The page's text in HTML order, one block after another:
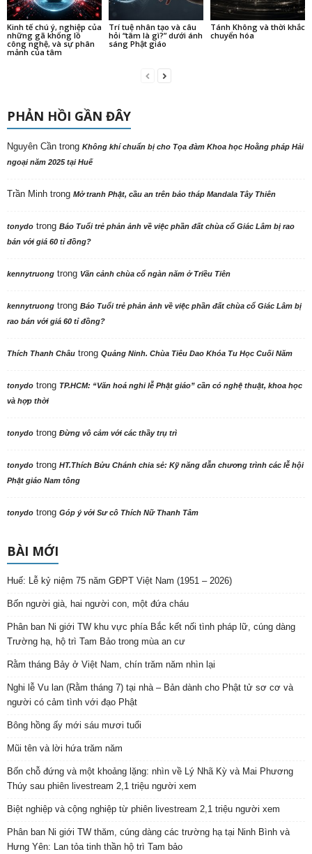
Kinh tế chú ý, nghiệp của
những gã khổng lồ
công nghệ, và sự phân
mảnh của tâm
Trí tuệ nhân tạo và câu
hỏi “tâm là gì?” dưới ánh
sáng Phật giáo
Tánh Không và thời khắc
chuyển hóa
PHẢN HỒI GẦN ĐÂY
Nguyên Cần trong Không khí chuẩn bị cho Tọa đàm Khoa học Hoằng pháp Hải
ngoại năm 2025 tại Huế
Trần Minh trong Mở tranh Phật, cầu an trên bảo tháp Mandala Tây Thiên
tonydo trong Báo Tuổi trẻ phản ảnh về việc phần đất chùa cổ Giác Lâm bị rao
bán với giá 60 tỉ đồng?
kennytruong trong Vãn cảnh chùa cổ ngàn năm ở Triều Tiên
kennytruong trong Báo Tuổi trẻ phản ảnh về việc phần đất chùa cổ Giác Lâm bị
rao bán với giá 60 tỉ đồng?
Thích Thanh Châu trong Quảng Ninh. Chùa Tiêu Dao Khóa Tu Học Cuối Năm
tonydo trong TP.HCM: “Văn hoá nghi lễ Phật giáo” cần có nghệ thuật, khoa học
và hợp thời
tonydo trong Đừng vô cảm với các thầy trụ trì
tonydo trong HT.Thích Bửu Chánh chia sẻ: Kỹ năng dẫn chương trình các lễ hội
Phật giáo Nam tông
tonydo trong Góp ý với Sư cô Thích Nữ Thanh Tâm
BÀI MỚI
Huế: Lễ kỷ niệm 75 năm GĐPT Việt Nam (1951 – 2026)
Bốn người già, hai người con, một đứa cháu
Phân ban Ni giới TW khu vực phía Bắc kết nối tình pháp lữ, cúng dàng
Trường hạ, hộ trì Tam Bảo trong mùa an cư
Rằm tháng Bảy ở Việt Nam, chín trăm năm nhìn lại
Nghi lễ Vu lan (Rằm tháng 7) tại nhà – Bản dành cho Phật tử sơ cơ và
người có cảm tình với đạo Phật
Bông hồng ấy mới sáu mươi tuổi
Mũi tên và lời hứa trăm năm
Bốn chỗ đứng và một khoảng lặng: nhìn về Lý Nhã Kỳ và Mai Phương
Thúy sau phiên livestream 2,1 triệu người xem
Biệt nghiệp và cộng nghiệp từ phiên livestream 2,1 triệu người xem
Phân ban Ni giới TW thăm, cúng dàng các trường hạ tại Ninh Bình và
Hưng Yên: Lan tỏa tinh thần hộ trì Tam bảo